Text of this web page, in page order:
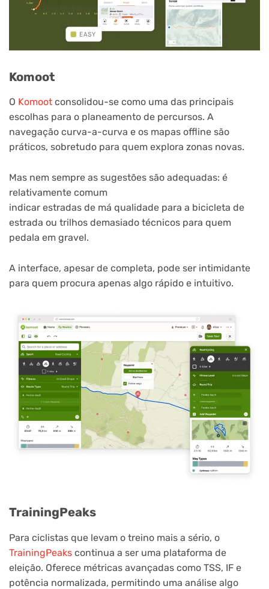
Komoot
O Komoot consolidou-se como uma das principais
escolhas para o planeamento de percursos. A
navegação curva-a-curva e os mapas offline são
práticos, sobretudo para quem explora zonas novas.
Mas nem sempre as sugestões são adequadas: é
relativamente comum
indicar estradas de má qualidade para a bicicleta de
estrada ou trilhos demasiado técnicos para quem
pedala em gravel.
A interface, apesar de completa, pode ser intimidante
para quem procura apenas algo rápido e intuitivo.
TrainingPeaks
Para ciclistas que levam o treino mais a sério, o
TrainingPeaks continua a ser uma plataforma de
eleição. Oferece métricas avançadas como TSS, IF e
potência normalizada, permitindo uma análise algo